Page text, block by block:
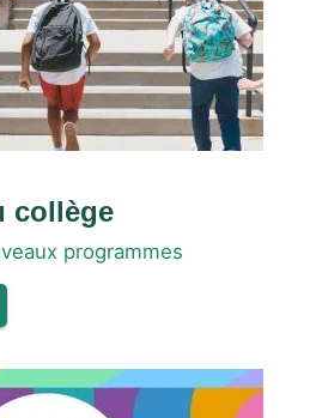
collège
programmes